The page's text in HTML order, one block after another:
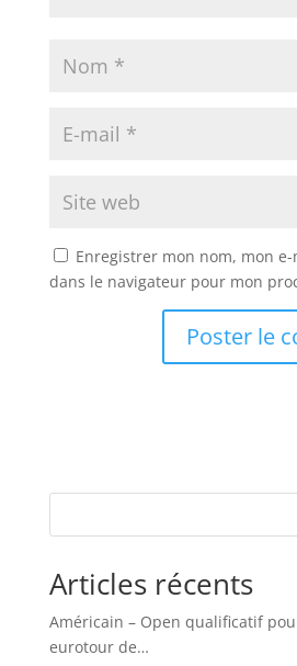
Enregistrer mon nom, mon
dans le navigateur pour mon
Articles récents
Américain – Open qualificatif
eurotour de…